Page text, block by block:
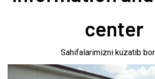
center
Sahifalarimizni kuzatib